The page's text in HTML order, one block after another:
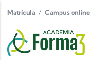
Matrícula Campus online